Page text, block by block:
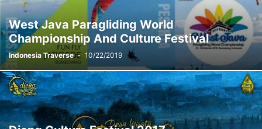
West Java Paragliding World
Championship And Culture Festival
Indonesia Traverse - 10/22/2019